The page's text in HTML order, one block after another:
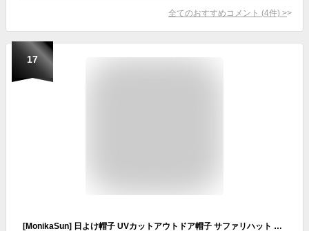
全てのおすすめコメント (4件) >
17
[MonikaSun] 日よけ帽子 UVカットアウトドア帽子 サファリハット レディースアウトドア メンズアウトドア 作業用 自転車用帽子 つば広 レディースキャップ 折りたたみ可 男女兼用 2way仕様 ネイビー